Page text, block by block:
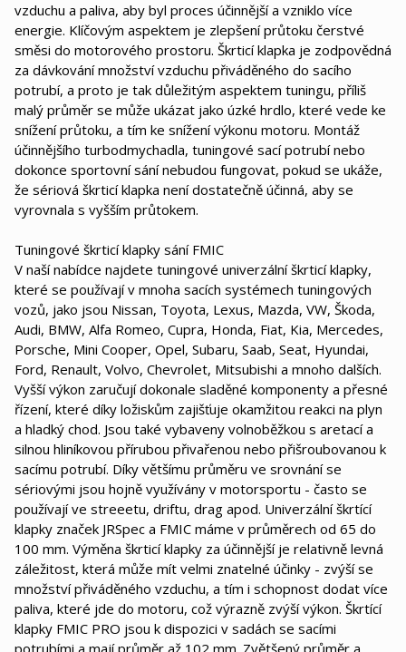
vzduchu a paliva, aby byl proces účinnější a vzniklo více
energie. Klíčovým aspektem je zlepšení průtoku čerstvé
směsi do motorového prostoru. Škrticí klapka je zodpovědná
za dávkování množství vzduchu přiváděného do sacího
potrubí, a proto je tak důležitým aspektem tuningu, příliš
malý průměr se může ukázat jako úzké hrdlo, které vede ke
snížení průtoku, a tím ke snížení výkonu motoru. Montáž
účinnějšího turbodmychadla, tuningové sací potrubí nebo
dokonce sportovní sání nebudou fungovat, pokud se ukáže,
že sériová škrticí klapka není dostatečně účinná, aby se
vyrovnala s vyšším průtokem.
Tuningové škrticí klapky sání FMIC
V naší nabídce najdete tuningové univerzální škrticí klapky,
které se používají v mnoha sacích systémech tuningových
vozů, jako jsou Nissan, Toyota, Lexus, Mazda, VW, Škoda,
Audi, BMW, Alfa Romeo, Cupra, Honda, Fiat, Kia, Mercedes,
Porsche, Mini Cooper, Opel, Subaru, Saab, Seat, Hyundai,
Ford, Renault, Volvo, Chevrolet, Mitsubishi a mnoho dalších.
Vyšší výkon zaručují dokonale sladěné komponenty a přesné
řízení, které díky ložiskům zajišťuje okamžitou reakci na plyn
a hladký chod. Jsou také vybaveny volnoběžkou s aretací a
silnou hliníkovou přírubou přivařenou nebo přišroubovanou k
sacímu potrubí. Díky většímu průměru ve srovnání se
sériovými jsou hojně využívány v motorsportu - často se
používají ve streeetu, driftu, drag apod. Univerzální škrtící
klapky značek JRSpec a FMIC máme v průměrech od 65 do
100 mm. Výměna škrticí klapky za účinnější je relativně levná
záležitost, která může mít velmi znatelné účinky - zvýší se
množství přiváděného vzduchu, a tím i schopnost dodat více
paliva, které jde do motoru, což výrazně zvýší výkon. Škrtící
klapky FMIC PRO jsou k dispozici v sadách se sacími
potrubími a mají průměr až 102 mm. Zvětšený průměr a